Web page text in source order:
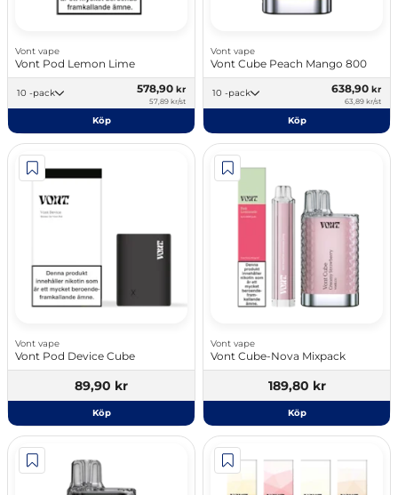
Vont vape
Vont Pod Lemon Lime
10 -pack 578,90 kr
57,89 kr/st
Köp
Vont vape
Vont Cube Peach Mango 800
10 -pack 638,90 kr
63,89 kr/st
Köp
Vont vape
Vont Pod Device Cube
89,90 kr
Köp
Vont vape
Vont Cube-Nova Mixpack
189,80 kr
Köp